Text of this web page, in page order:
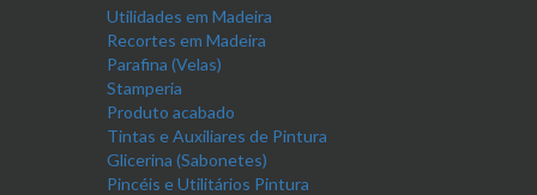
Utilidades em Madeira
Recortes em Madeira
Parafina (Velas)
Stamperia
Produto acabado
Tintas e Auxiliares de Pintura
Glicerina (Sabonetes)
Pincéis e Utilitários Pintura